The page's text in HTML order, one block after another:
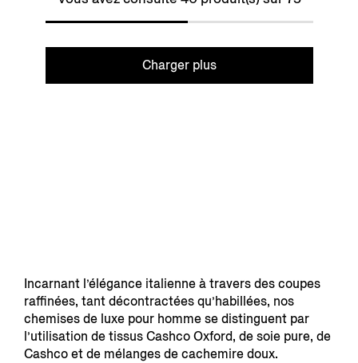
Charger plus
Incarnant l’élégance italienne à travers des coupes
raffinées, tant décontractées qu’habillées, nos
chemises de luxe pour homme se distinguent par
l’utilisation de tissus Cashco Oxford, de soie pure, de
Cashco et de mélanges de cachemire doux.